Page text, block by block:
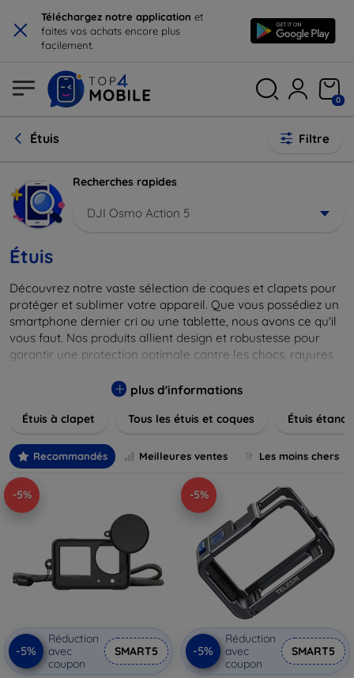
× Téléchargez notre application et
faites vos achats encore plus
facilement.
0
Étuis Filtre
Recherches rapides
DJI Osmo Action 5
Étuis
Découvrez notre vaste sélection de coques et clapets pour
protéger et sublimer votre appareil. Que vous possédiez un
smartphone dernier cri ou une tablette, nous avons ce qu'il
vous faut. Nos produits allient design et robustesse pour
garantir une protection optimale contre les chocs, rayures
allant des modèles élégants et minimalistes aux designs
matériaux de haute qualité, y compris le cuir, le silicone, et
parfait pour exprimer votre style tout en assurant la
durabilité de votre appareil.
plus d'informations
Étuis à clapet Tous les étuis et coques Étuis
Recommandés Meilleures ventes Les moins chers
-5%
-5%
Réduction
avec
coupon
SMART5
-5%
-5%
Réduction
avec
coupon
SMART5